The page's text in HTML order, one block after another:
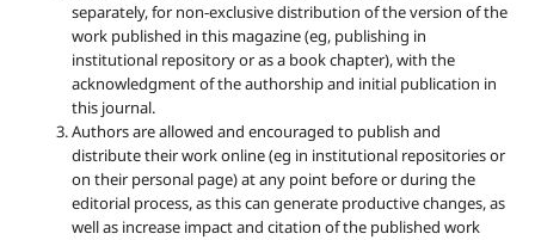
separately, for non-exclusive distribution of the version of the
work published in this magazine (eg, publishing in
institutional repository or as a book chapter), with the
acknowledgment of the authorship and initial publication in
this journal.
Authors are allowed and encouraged to publish and
distribute their work online (eg in institutional repositories or
on their personal page) at any point before or during the
editorial process, as this can generate productive changes, as
well as increase impact and citation of the published work